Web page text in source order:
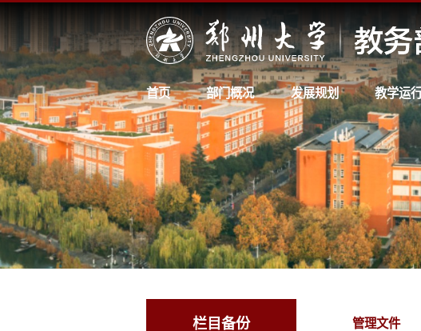
首页 部门概况 发展规划 教学运
栏目备份 管理文件